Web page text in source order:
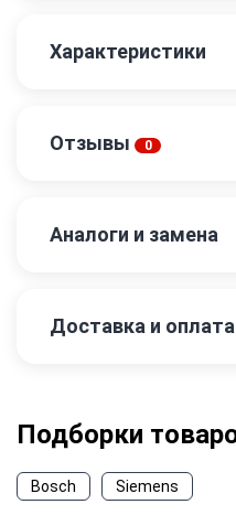
Характеристики
Отзывы 0
Аналоги и замена
Доставка и оплата
Подборки
Bosch Siemens